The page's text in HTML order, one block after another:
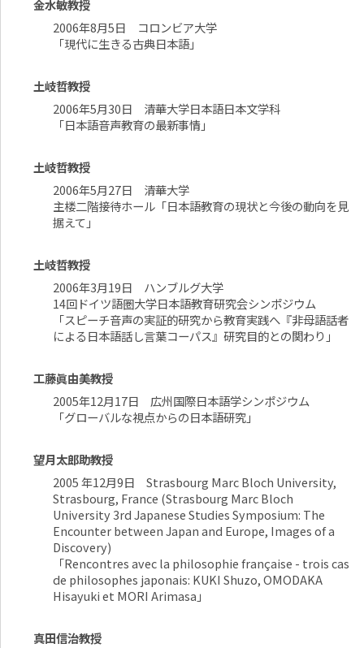
金水敏教授
2006年8月5日 コロンビア大学
「現代に生きる古典日本語」
土岐哲教授
2006年5月30日 清華大学日本語日本文学科
「日本語音声教育の最新事情」
土岐哲教授
2006年5月27日 清華大学
主楼二階接待ホール「日本語教育の現状と今後の動向を見
据えて」
土岐哲教授
2006年3月19日 ハンブルグ大学
14回ドイツ語圏大学日本語教育研究会シンポジウム
「スピーチ音声の実証的研究から教育実践へ『非母語話者
による日本語話し言葉コーパス』研究目的との関わり」
工藤眞由美教授
2005年12月17日 広州国際日本語学シンポジウム
「グローバルな視点からの日本語研究」
望月太郎助教授
2005 年12月9日 Strasbourg Marc Bloch University,
Strasbourg, France (Strasbourg Marc Bloch
University 3rd Japanese Studies Symposium: The
Encounter between Japan and Europe, Images of a
Discovery)
「Rencontres avec la philosophie française - trois cas
de philosophes japonais: KUKI Shuzo, OMODAKA
Hisayuki et MORI Arimasa」
真田信治教授